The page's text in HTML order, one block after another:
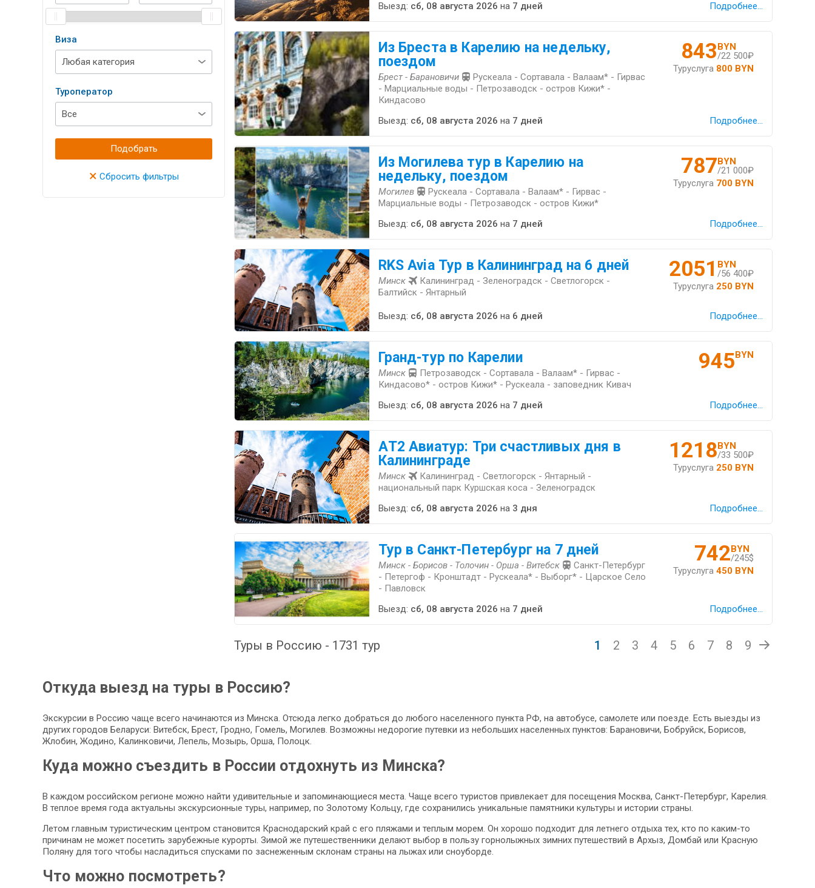
Виза
Туроператор
Подобрать
× Сбросить фильтры
Выезд: сб, 08 августа 2026 на 7 дней Подробнее...
Из Бреста в Карелию на недельку,
поездом
Брест - Барановичи
Рускеала - Сортавала - Валаам* - Гирвас
- Марциальные воды - Петрозаводск - остров Кижи* -
Киндасово
843BYN
/22 500₽
Туруслуга 800 BYN
Выезд: сб, 08 августа 2026 на 7 дней Подробнее...
Из Могилева тур в Карелию на
недельку, поездом
Могилев
Рускеала - Сортавала - Валаам* - Гирвас -
Марциальные воды - Петрозаводск - остров Кижи*
787BYN
/21 000₽
Туруслуга 700 BYN
Выезд: сб, 08 августа 2026 на 7 дней Подробнее...
RKS Avia Тур в Калининград на 6 дней
Минск
Калининград - Зеленоградск - Светлогорск -
Балтийск - Янтарный
2051 BYN
/56 400₽
Туруслуга 250 BYN
Выезд: сб, 08 августа 2026 на 6 дней Подробнее...
Гранд-тур по Карелии
Минск
Петрозаводск - Сортавала - Валаам* - Гирвас -
Киндасово* - остров Кижи* - Рускеала - заповедник Кивач
945BYN
Выезд: сб, 08 августа 2026 на 7 дней Подробнее...
АT2 Авиатур: Три счастливых дня в
Калининграде
Минск
Калининград - Светлогорск - Янтарный -
национальный парк Куршская коса - Зеленоградск
1218BYN
/33 500₽
Туруслуга 250 BYN
Выезд: сб, 08 августа 2026 на 3 дня Подробнее...
Тур в Санкт-Петербург на 7 дней
Минск - Борисов - Толочин - Орша - Витебск
Санкт-Петербург
- Петергоф - Кронштадт - Рускеала* - Выборг* - Царское Село
- Павловск
742BYN
/245$
Туруслуга 450 BYN
Выезд: сб, 08 августа 2026 на 7 дней Подробнее...
Туры в Россию - 1731 тур 1 2 3 4 5 6 7 8 9
Откуда выезд на туры в Россию?
Экскурсии в Россию чаще всего начинаются из Минска. Отсюда легко добраться до любого населенного пункта РФ, на автобусе, самолете или поезде. Есть выезды из
других городов Беларуси: Витебск, Брест, Гродно, Гомель, Могилев. Возможны недорогие путевки из небольших населенных пунктов: Барановичи, Бобруйск, Борисов,
Жлобин, Жодино, Калинковичи, Лепель, Мозырь, Орша, Полоцк.
Куда можно съездить в России отдохнуть из Минска?
В каждом российском регионе можно найти удивительные и запоминающиеся места. Чаще всего туристов привлекает для посещения Москва, Санкт-Петербург, Карелия.
В теплое время года актуальны экскурсионные туры, например, по Золотому Кольцу, где сохранились уникальные памятники культуры и истории страны.
Летом главным туристическим центром становится Краснодарский край с его пляжами и теплым морем. Он хорошо подходит для летнего отдыха тех, кто по каким-то
причинам не может посетить зарубежные курорты. Зимой же путешественники делают выбор в пользу горнолыжных зимних путешествий в Архыз, Домбай или Красную
Поляну для того чтобы насладиться спусками по заснеженным склонам страны на лыжах или сноуборде.
Что можно посмотреть?